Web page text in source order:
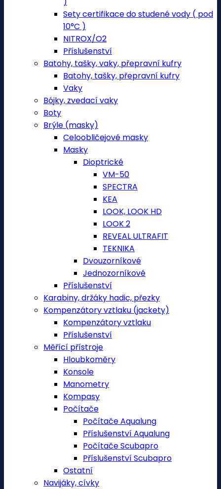
Sety certifikace do studené vody ( pod
10°C )
NITROX/O2
Příslušenství
Batohy, tašky, vaky, přepravní kufry
Batohy, tašky, přepravní kufry
Vaky
Bójky, zvedací vaky
Boty
Brýle (masky)
Celoobličejové masky
Masky
Dioptrické
VM-50
SPECTRA
KEA
LOOK, LOOK HD
LOOK 2
REVEAL ULTRAFIT
TEKNIKA
Dvouzorníkové
Jednozorníkové
Příslušenství
Karabiny, držáky hadic, přezky
Kompenzátory vztlaku (jackety)
Kompenzátory vztlaku
Příslušenství
Měřící přístroje
Hloubkoměry
Konsole
Manometry
Kompasy
Počítače
Počítače Aqualung
Příslušenství Aqualung
Počítače Scubapro
Příslušenství Scubapro
Ostatní
Navijáky, cívky